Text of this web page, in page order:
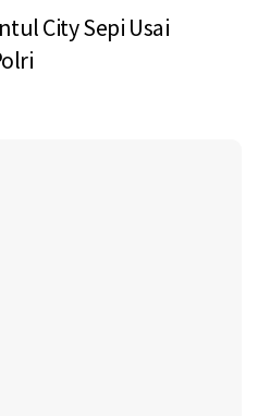
City Sepi Usai